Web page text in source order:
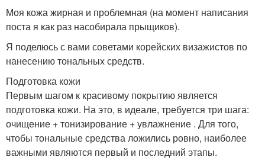
Моя кожа жирная и проблемная (на момент написания
поста я как раз насобирала прыщиков).
Я поделюсь с вами советами корейских визажистов по
нанесению тональных средств.
Подготовка кожи
Первым шагом к красивому покрытию является
подготовка кожи. На это, в идеале, требуется три шага:
очищение + тонизирование + увлажнение . Для того,
чтобы тональные средства ложились ровно, наиболее
важными являются первый и последний этапы.